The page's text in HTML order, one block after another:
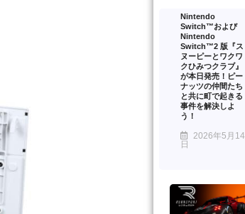
Nintendo
Switch™および
Nintendo
Switch™2 版『ス
ヌーピーとワクワ
クひみつクラブ』
が本日発売！ピー
ナッツの仲間たち
と共に町で起きる
事件を解決しよ
う！
2026年5月14
日